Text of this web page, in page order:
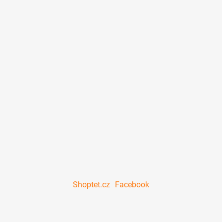
Shoptet.cz Facebook